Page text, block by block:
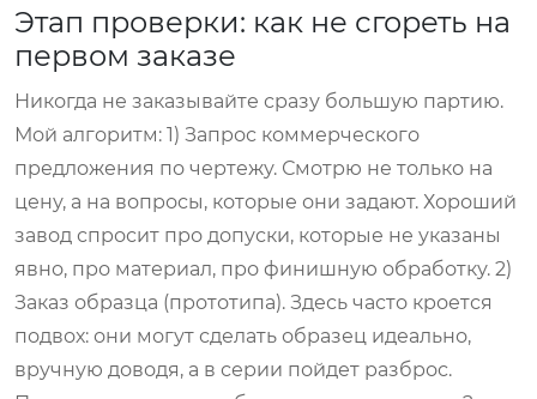
Этап проверки: как не сгореть на
первом заказе
Никогда не заказывайте сразу большую партию.
Мой алгоритм: 1) Запрос коммерческого
предложения по чертежу. Смотрю не только на
цену, а на вопросы, которые они задают. Хороший
завод спросит про допуски, которые не указаны
явно, про материал, про финишную обработку. 2)
Заказ образца (прототипа). Здесь часто кроется
подвох: они могут сделать образец идеально,
вручную доводя, а в серии пойдет разброс.